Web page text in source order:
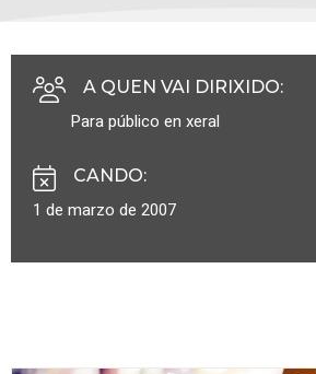
A QUEN VAI DIRIXIDO:
Para público en xeral
CANDO:
1 de marzo de 2007